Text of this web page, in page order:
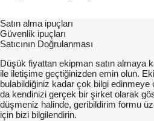
Satın alma ipuçları
Güvenlik ipuçları
Satıcının Doğrulanması
Düşük fiyattan ekipman satın almaya
ile iletişime geçtiğinizden emin olun.
bulabildiğiniz kadar çok bilgi edinmeye
da kendinizi gerçek bir şirket olarak
düşmeniz halinde, geribildirim formu
için bizi bilgilendirin.